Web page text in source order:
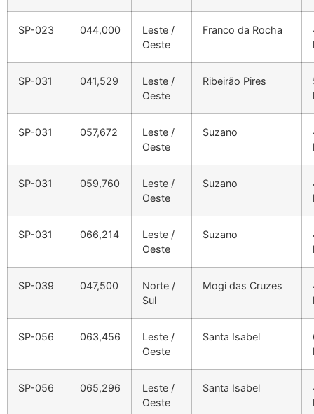
SP-023 044,000
Leste /
Oeste
Franco da Rocha
SP-031 041,529
Leste /
Oeste
Ribeirão Pires
SP-031 057,672
Leste /
Oeste
Suzano
SP-031 059,760
Leste /
Oeste
Suzano
SP-031 066,214
Leste /
Oeste
Suzano
SP-039 047,500
Norte /
Sul
Mogi das Cruzes
SP-056 063,456
Leste /
Oeste
Santa Isabel
SP-056 065,296
Leste /
Oeste
Santa Isabel